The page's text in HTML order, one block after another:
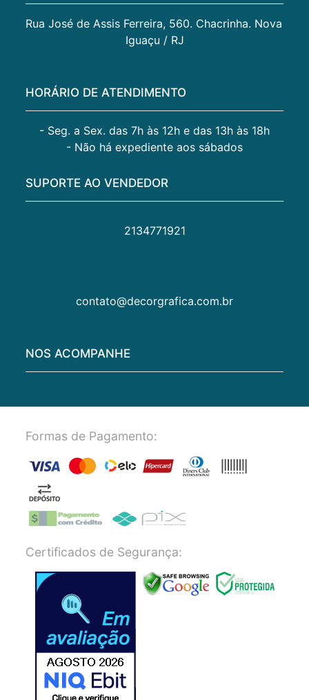
Rua José de Assis Ferreira, 560. Chacrinha. Nova
Iguaçu / RJ
HORÁRIO DE ATENDIMENTO
- Seg. a Sex. das 7h às 12h e das 13h às 18h
- Não há expediente aos sábados
SUPORTE AO VENDEDOR
2134771921
contato@decorgrafica.com.br
NOS ACOMPANHE
Formas de Pagamento:
Certificados de Segurança: